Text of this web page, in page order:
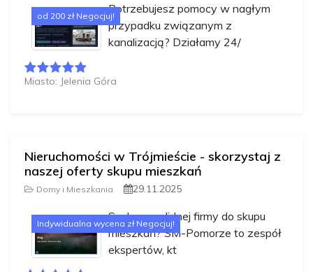
od 200 zł Negocjuj!
Potrzebujesz pomocy w nagłym
przypadku związanym z
kanalizacją? Działamy 24/
Miasto: Jelenia Góra
Nieruchomości w Trójmieście - skorzystaj z
naszej oferty skupu mieszkań
Domy i Mieszkania 29.11.2025
Indywidualna wycena zł Negocjuj!
Szukasz solidnej firmy do skupu
mieszkań? SM-Pomorze to zespół
ekspertów, kt